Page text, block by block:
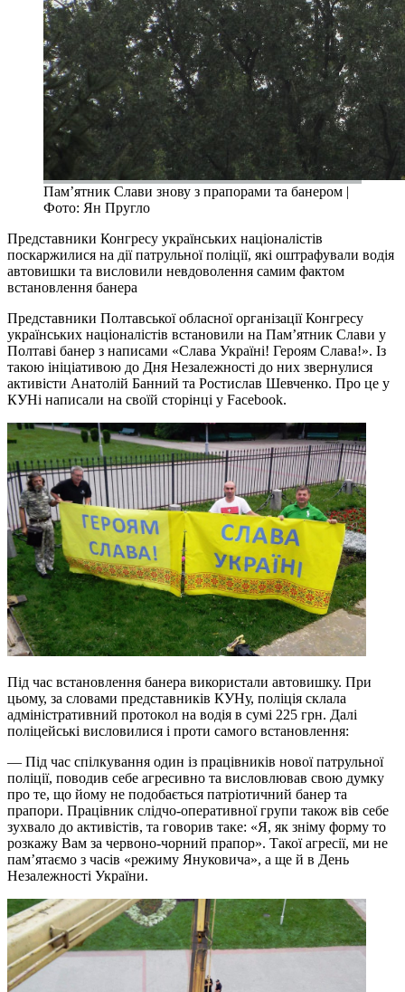
Пам’ятник Слави знову з прапорами та банером |
Фото: Ян Пругло
Представники Конгресу українських націоналістів
поскаржилися на дії патрульної поліції, які оштрафували водія
автовишки та висловили невдоволення самим фактом
встановлення банера
Представники Полтавської обласної організації Конгресу
українських націоналістів встановили на Пам’ятник Слави у
Полтаві банер з написами «Слава Україні! Героям Слава!». Із
такою ініціативою до Дня Незалежності до них звернулися
активісти Анатолій Банний та Ростислав Шевченко. Про це у
КУНі написали на своїй сторінці у Facebook.
Під час встановлення банера використали автовишку. При
цьому, за словами представників КУНу, поліція склала
адміністративний протокол на водія в сумі 225 грн. Далі
поліцейські висловилися і проти самого встановлення:
— Під час спілкування один із працівників нової патрульної
поліції, поводив себе агресивно та висловлював свою думку
про те, що йому не подобається патріотичний банер та
прапори. Працівник слідчо-оперативної групи також вів себе
зухвало до активістів, та говорив таке: «Я, як зніму форму то
розкажу Вам за червоно-чорний прапор». Такої агресії, ми не
пам’ятаємо з часів «режиму Януковича», а ще й в День
Незалежності України.